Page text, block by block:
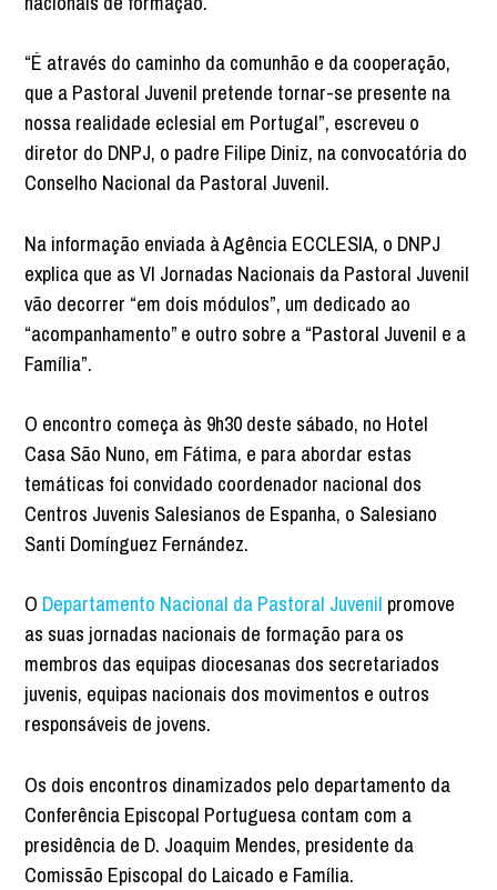
“É através do caminho da comunhão e da cooperação,
que a Pastoral Juvenil pretende tornar-se presente na
nossa realidade eclesial em Portugal”, escreveu o
diretor do DNPJ, o padre Filipe Diniz, na convocatória do
Conselho Nacional da Pastoral Juvenil.
Na informação enviada à Agência ECCLESIA, o DNPJ
explica que as VI Jornadas Nacionais da Pastoral Juvenil
vão decorrer “em dois módulos”, um dedicado ao
“acompanhamento” e outro sobre a “Pastoral Juvenil e a
Família”.
O encontro começa às 9h30 deste sábado, no Hotel
Casa São Nuno, em Fátima, e para abordar estas
temáticas foi convidado coordenador nacional dos
Centros Juvenis Salesianos de Espanha, o Salesiano
Santi Domínguez Fernández.
O Departamento Nacional da Pastoral Juvenil promove
as suas jornadas nacionais de formação para os
membros das equipas diocesanas dos secretariados
juvenis, equipas nacionais dos movimentos e outros
responsáveis de jovens.
Os dois encontros dinamizados pelo departamento da
Conferência Episcopal Portuguesa contam com a
presidência de D. Joaquim Mendes, presidente da
Comissão Episcopal do Laicado e Família.